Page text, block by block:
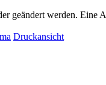
geändert werden. Eine
Druckansicht